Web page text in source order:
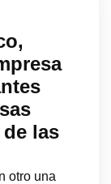
las
otro una